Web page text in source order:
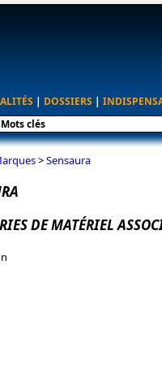
| DOSSIERS |
>Sensaura
DE MATÉRIEL